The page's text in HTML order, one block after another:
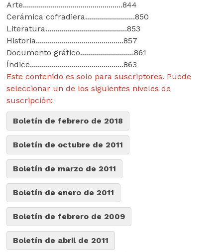
Arte..................................................844
Cerámica cofradiera.........................850
Literatura.........................................853
Historia............................................857
Documento gráfico...........................861
Índice...............................................863
Este contenido es solo para suscriptores. Puede
seleccionar un de los siguientes niveles de
suscripción:
Boletín de febrero de 2018
Boletín de octubre de 2011
Boletín de marzo de 2011
Boletín de enero de 2011
Boletín de febrero de 2009
Boletín de abril de 2011